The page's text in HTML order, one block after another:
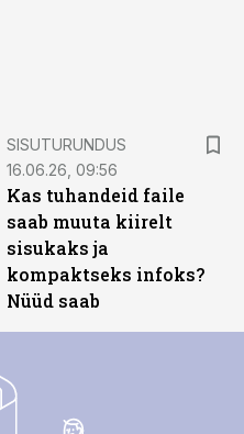
SISUTURUNDUS
16.06.26, 09:56
Kas tuhandeid faile
saab muuta kiirelt
sisukaks ja
kompaktseks infoks?
Nüüd saab